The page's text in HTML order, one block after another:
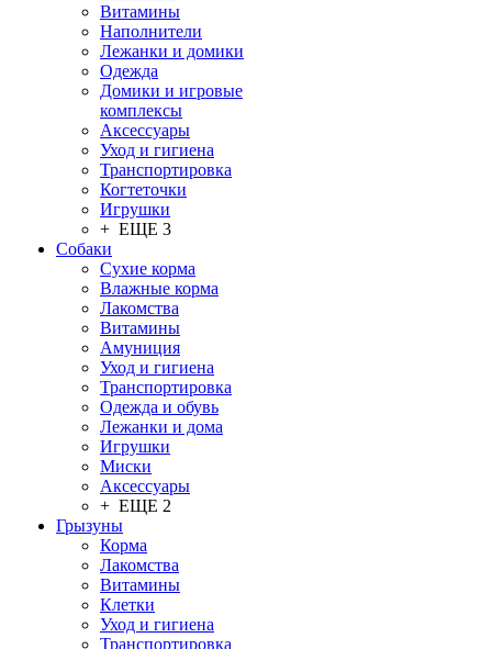
Витамины
Наполнители
Лежанки и домики
Одежда
Домики и игровые
комплексы
Аксессуары
Уход и гигиена
Транспортировка
Когтеточки
Игрушки
+ ЕЩЕ 3
Собаки
Сухие корма
Влажные корма
Лакомства
Витамины
Амуниция
Уход и гигиена
Транспортировка
Одежда и обувь
Лежанки и дома
Игрушки
Миски
Аксессуары
+ ЕЩЕ 2
Грызуны
Корма
Лакомства
Витамины
Клетки
Уход и гигиена
Транспортировка